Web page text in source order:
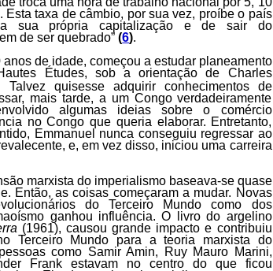
taxa de câmbio, por sua vez, proíbe o país
a sua própria capitalização e de sair do
de ser quebrado”(6).
de idade, começou a estudar planeamento
Études, sob a orientação de Charles
quisesse adquirir conhecimentos de
mais tarde, a um Congo verdadeiramente
algumas ideias sobre o comércio
no Congo que queria elaborar. Entretanto,
Emmanuel nunca conseguiu regressar ao
e, em vez disso, iniciou uma carreira
marxista do imperialismo baseava-se quase
Então, as coisas começaram a mudar. Novas
do Terceiro Mundo como dos
ganhou influência. O livro do argelino
(1961), causou grande impacto e contribuiu
Terceiro Mundo para a teoria marxista do
como Samir Amin, Ruy Mauro Marini,
Frank estavam no centro do que ficou